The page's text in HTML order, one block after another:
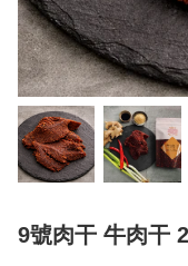
9號肉干 牛肉干